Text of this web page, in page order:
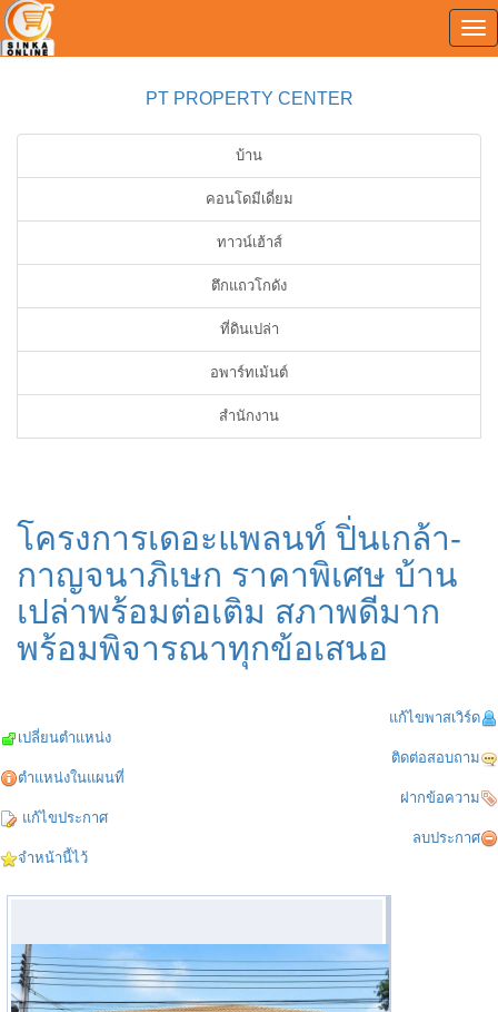
PT PROPERTY CENTER
บ้าน
คอนโดมีเดี่ยม
ทาวน์เฮ้าส์
ตึกแถวโกดัง
ที่ดินเปล่า
อพาร์ทเม้นต์
สำนักงาน
โครงการเดอะแพลนท์ ปิ่นเกล้า-
กาญจนาภิเษก ราคาพิเศษ บ้าน
เปล่าพร้อมต่อเติม สภาพดีมาก
พร้อมพิจารณาทุกข้อเสนอ
แก้ไขพาสเวิร์ด
เปลี่ยนตำแหน่ง
ติดต่อสอบถาม
ตำแหน่งในแผนที่
ฝากข้อความ
แก้ไขประกาศ
ลบประกาศ
จำหน้านี้ไว้